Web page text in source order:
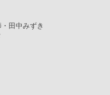
田中みずき